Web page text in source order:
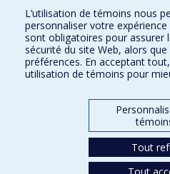
Faculté des
Pavillon Marie-Victorin
90, avenue Vincent-d'Indy
Montréal (Québec) H2V 2S9
L’utilisation de témoins nous
personnaliser votre
sont obligatoires pour assurer
sécurité du site Web, alors
préférences. En acceptant
utilisation de témoins pour
Tout